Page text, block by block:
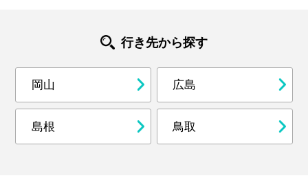
行き先から探す
岡山 広島
島根 鳥取